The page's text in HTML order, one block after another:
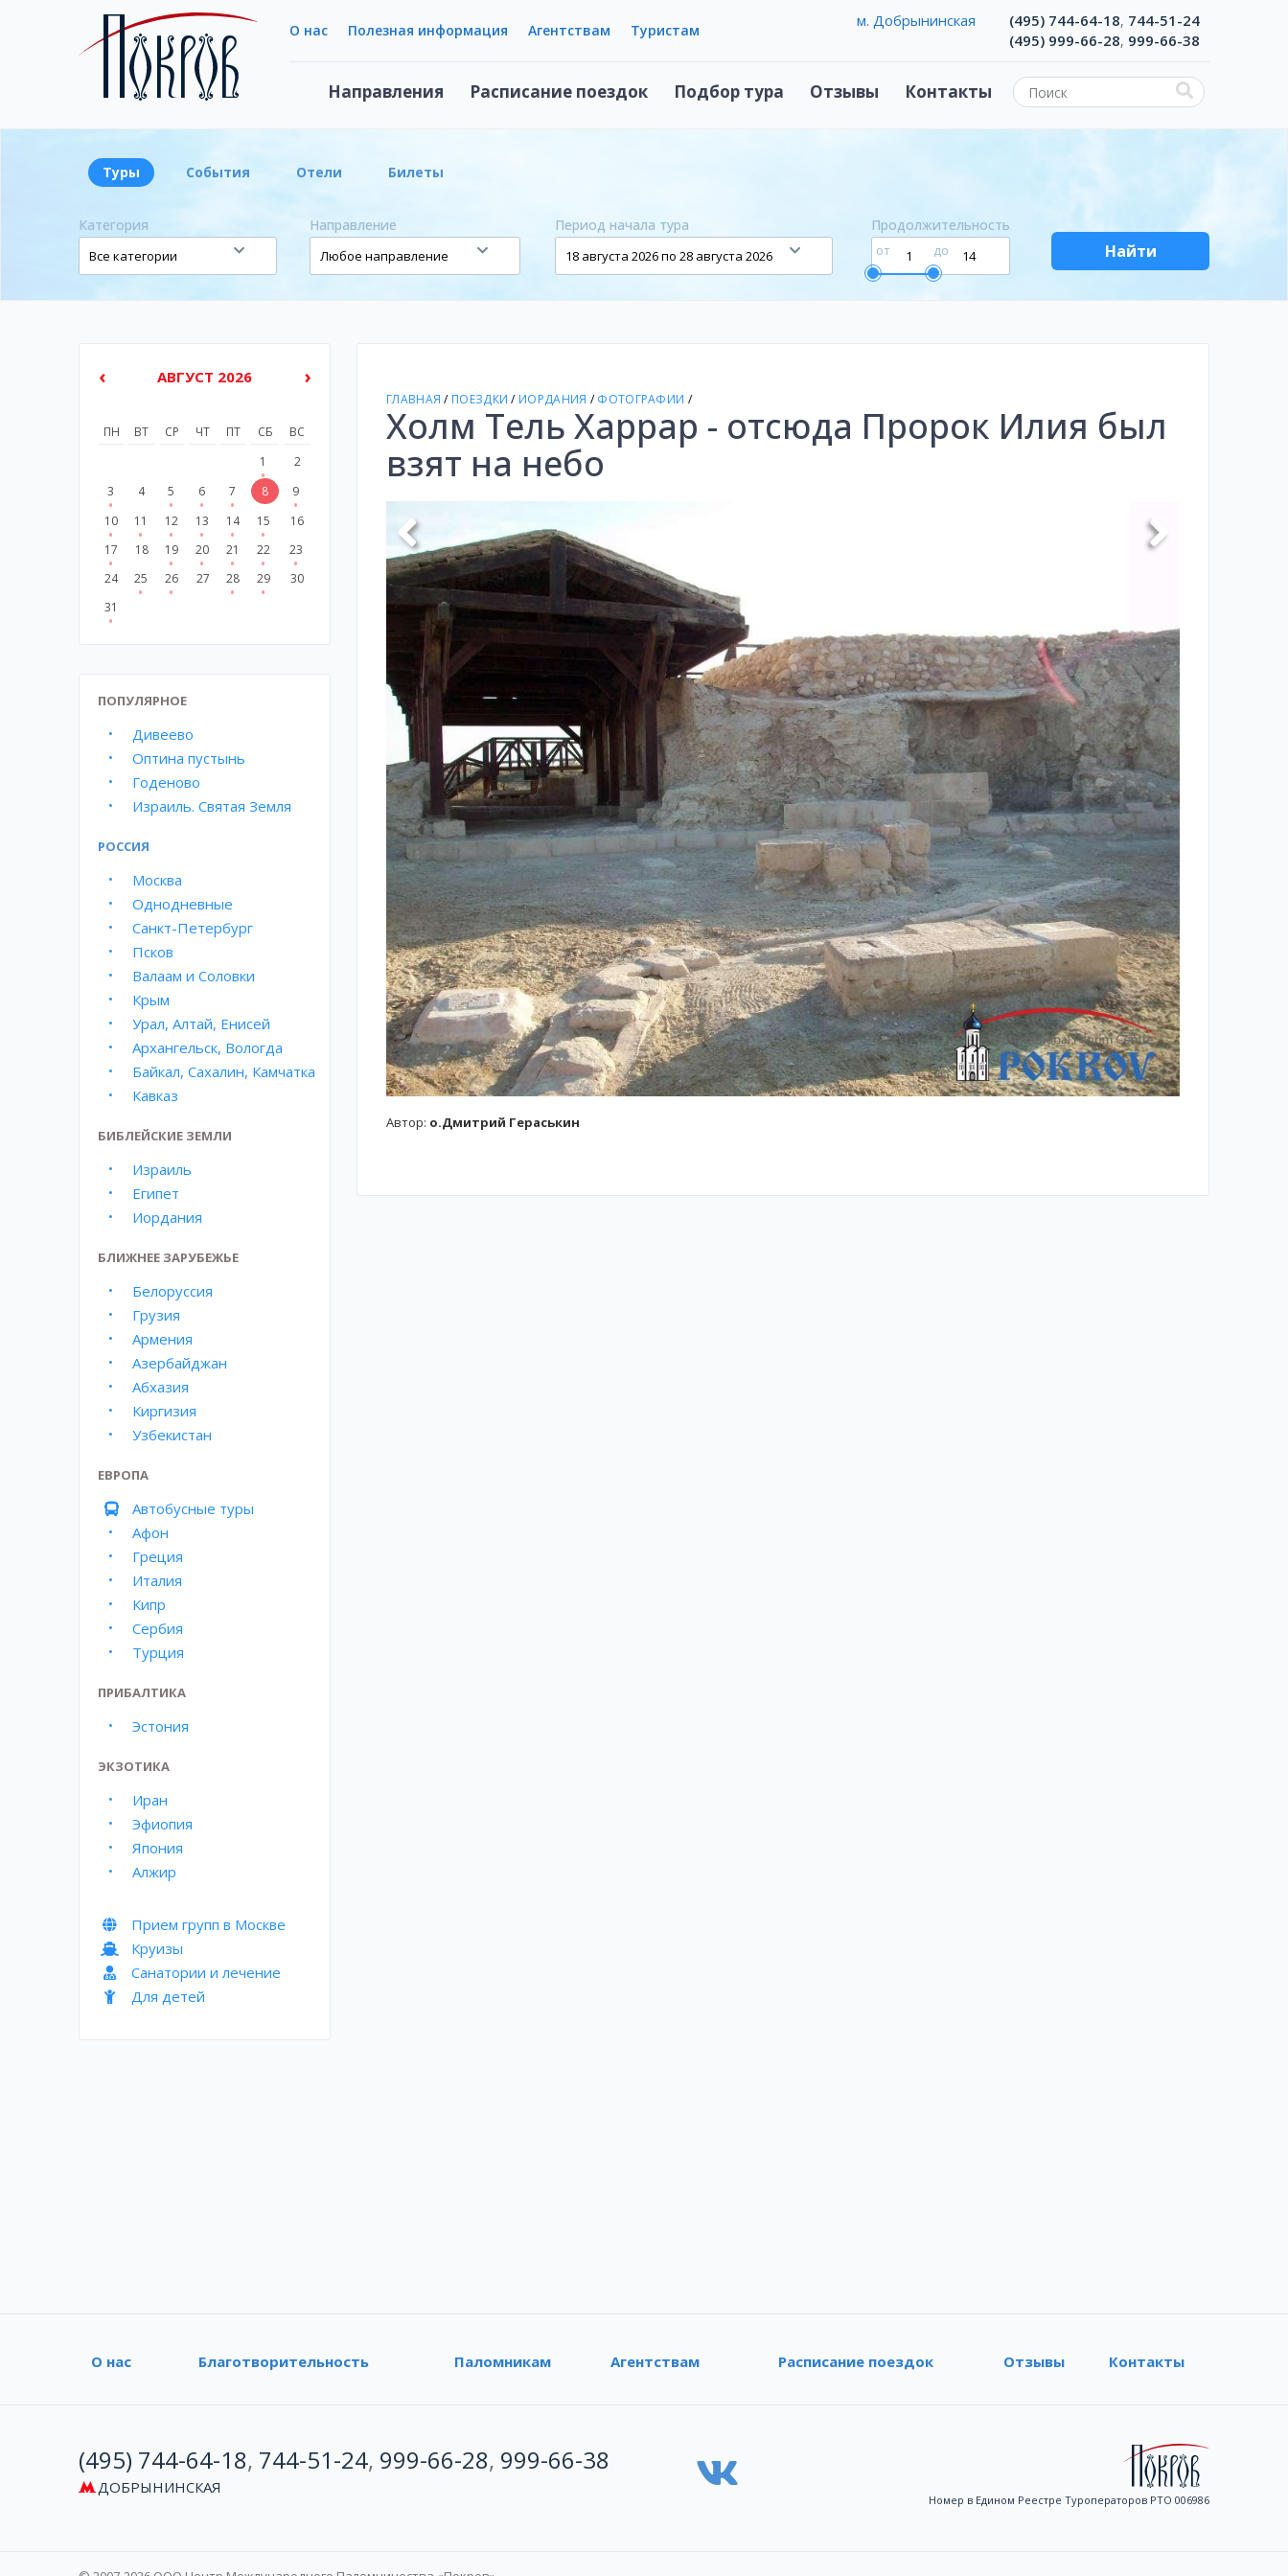
О нас Полезная информация Агентствам Туристам
Направления Расписание поездок Подбор тура Отзывы Контакты
м. Добрынинская (495) 744-64-18, 744-51-24
(495) 999-66-28, 999-66-38
Туры События Отели Билеты
Категория Направление Период начала тура Продолжительность
от до Найти
ГЛАВНАЯ / ПОЕЗДКИ / ИОРДАНИЯ /ФОТОГРАФИИ /
Холм Тель Харрар - отсюда Пророк Илия был
взят на небо
Автор: о.Дмитрий Гераськин
‹ АВГУСТ 2026 ›
ПН ВТ СР ЧТ ПТ СБ
ВС
1
2
3
4 5 6 7 8
9
10
11 12 13 14 15
16
17
18 19 20 21 22
23
24
25 26 27 28 29
30
31
ПОПУЛЯРНОЕ
Дивеево
Оптина пустынь
Годеново
Израиль. Святая Земля
РОССИЯ
Москва
Однодневные
Санкт-Петербург
Псков
Валаам и Соловки
Крым
Урал, Алтай, Енисей
Архангельск, Вологда
Байкал, Сахалин, Камчатка
Кавказ
БИБЛЕЙСКИЕ ЗЕМЛИ
Израиль
Египет
Иордания
БЛИЖНЕЕ ЗАРУБЕЖЬЕ
Белоруссия
Грузия
Армения
Азербайджан
Абхазия
Киргизия
Узбекистан
ЕВРОПА
Автобусные туры
Афон
Греция
Италия
Кипр
Сербия
Турция
ПРИБАЛТИКА
Эстония
ЭКЗОТИКА
Иран
Эфиопия
Япония
Алжир
Прием групп в Москве
Круизы
Санатории и лечение
Для детей
О нас Благотворительность Паломникам Агентствам Расписание поездок Отзывы Контакты
(495) 744-64-18, 744-51-24, 999-66-28, 999-66-38
ДОБРЫНИНСКАЯ
Номер в Едином Реестре Туроператоров РТО 006986